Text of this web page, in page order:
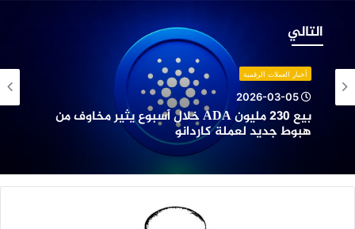
التالي
خلال
أسبوع
يثير
جديد
لعملة
أخبار العملات الرقمية
2026-03-05
بيع 230 مليون ADA خلال أسبوع يثير مخاوف من
هبوط جديد لعملة كاردانو